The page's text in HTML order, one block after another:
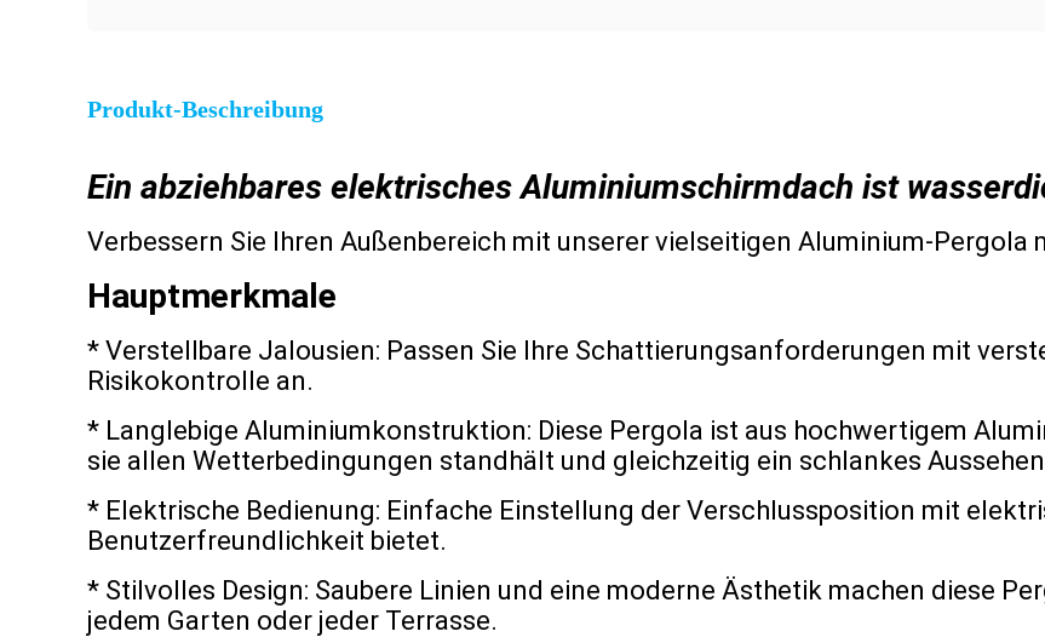
Produkt-Beschreibung
Ein abziehbares elektrisches Aluminiumschirmdach ist
Verbessern Sie Ihren Außenbereich mit unserer vielseitigen Aluminium-Pergola
Hauptmerkmale
* Verstellbare Jalousien: Passen Sie Ihre Schattierungsanforderungen mit
Risikokontrolle an.
* Langlebige Aluminiumkonstruktion: Diese Pergola ist aus hochwertigem
sie allen Wetterbedingungen standhält und gleichzeitig ein schlankes
* Elektrische Bedienung: Einfache Einstellung der Verschlussposition mit
Benutzerfreundlichkeit bietet.
* Stilvolles Design: Saubere Linien und eine moderne Ästhetik machen diese
jedem Garten oder jeder Terrasse.